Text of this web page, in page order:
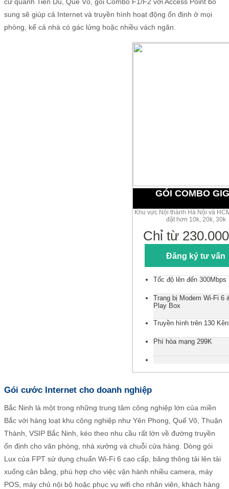
cư quanh Tiên Du, Quế Võ, gói Combo F1/F2 với Access Point bổ
sung sẽ giúp cả Internet và truyền hình hoạt động ổn định ở mọi
phòng, kể cả nhà có gác lửng hoặc nhiều vách ngăn.
GÓI COMBO
Khu vực Nội thành Hà Nội và
đặt hơn 10k, 20k, 30k
Chỉ từ 230.000
Đăng ký tư vấn
Tốc độ lên đến 300Mbps
Trang bị Modem Wi-Fi 6
Play Box
Truyền hình trên 130
Phí hòa mạng 299K
Gói cước Internet cho doanh nghiệp
Bắc Ninh là một trong những trung tâm công nghiệp lớn của miền
Bắc với hàng loạt khu công nghiệp như Yên Phong, Quế Võ, Thuận
Thành, VSIP Bắc Ninh, kéo theo nhu cầu rất lớn về đường truyền
ổn định cho văn phòng, nhà xưởng và chuỗi cửa hàng. Dòng gói
Lux của FPT sử dụng chuẩn Wi-Fi 6 cao cấp, băng thông tải lên tải
xuống cân bằng, phù hợp cho việc vận hành nhiều camera, máy
POS, máy chủ nội bộ hoặc phục vụ wifi cho nhân viên, khách hàng